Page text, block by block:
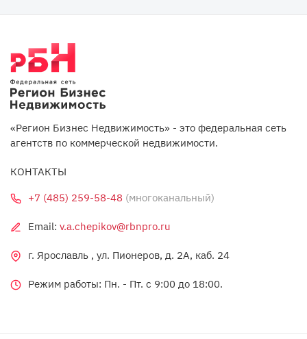
«Регион Бизнес Недвижимость» - это федеральная сеть
агентств по коммерческой недвижимости.
КОНТАКТЫ
+7 (485) 259-58-48 (многоканальный)
Email: v.a.chepikov@rbnpro.ru
г. Ярославль , ул. Пионеров, д. 2А, каб. 24
Режим работы: Пн. - Пт. c 9:00 до 18:00.